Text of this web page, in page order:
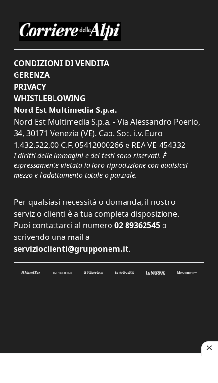
CONDIZIONI DI VENDITA
GERENZA
PRIVACY
WHISTLEBLOWING
Nord Est Multimedia S.p.a.
Nord Est Multimedia S.p.a. - Via Alessandro Poerio,
34, 30171 Venezia (VE). Cap. Soc. i.v. Euro
1.432.522,00 C.F. 05412000266 e REA VE-454332
I diritti delle immagini e dei testi sono riservati. È
espressamente vietata la loro riproduzione con qualsiasi
mezzo e l'adattamento totale o parziale.
Per qualsiasi necessità o domanda, il nostro
servizio clienti è a tua completa disposizione.
Puoi contattarci al numero 02 89362545 o
scrivendo una mail a
servizioclienti@grupponem.it.